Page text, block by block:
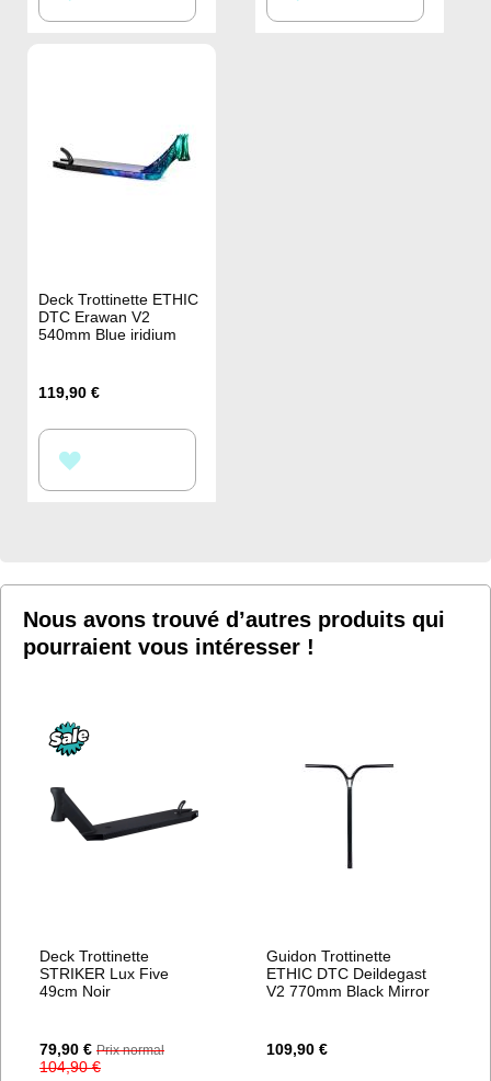
À À
Deck Trottinette ETHIC
DTC Erawan V2
540mm Blue iridium
119,90 €
À
D’ENVIE
Nous avons trouvé d’autres produits qui
pourraient vous intéresser !
Deck Trottinette
STRIKER Lux Five
49cm Noir
Prix
Spécial
79,90 € Prix normal
104,90 €
Guidon Trottinette
ETHIC DTC Deildegast
V2 770mm Black Mirror
109,90 €